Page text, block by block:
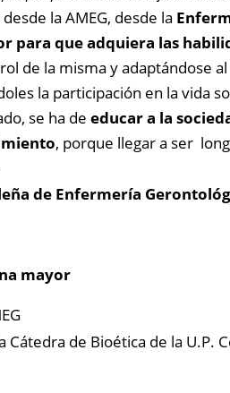
la AMEG, desde la
para que adquiera las
de la misma y adaptándose
la participación en la vida
se ha de educar a la
, porque llegar a ser
de Enfermería
mayor
Cátedra de Bioética de la U.P.